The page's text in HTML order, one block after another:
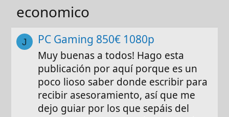
economico
J PC Gaming 850€ 1080p
Muy buenas a todos! Hago esta
publicación por aquí porque es un
poco lioso saber donde escribir para
recibir asesoramiento, así que me
dejo guiar por los que sepáis del